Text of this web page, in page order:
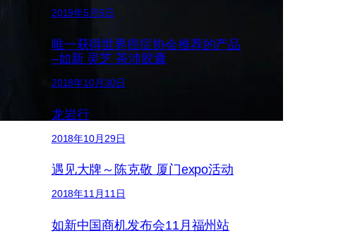
2019年5月5日
唯一获得世界癌症协会推荐的产品
–如新 灵芝 茶沛胶囊
2018年10月30日
龙岩行
2018年10月29日
遇见大牌～陈克敬 厦门expo活动
2018年11月11日
如新中国商机发布会11月福州站